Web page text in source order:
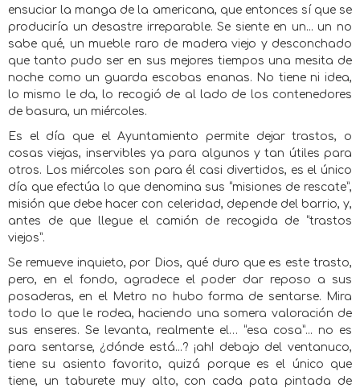
ensuciar la manga de la americana, que entonces sí que se
produciría un desastre irreparable. Se siente en un... un no
sabe qué, un mueble raro de madera viejo y desconchado
que tanto pudo ser en sus mejores tiempos una mesita de
noche como un guarda escobas enanas. No tiene ni idea,
lo mismo le da, lo recogió de al lado de los contenedores
de basura, un miércoles.
Es el día que el Ayuntamiento permite dejar trastos, o
cosas viejas, inservibles ya para algunos y tan útiles para
otros. Los miércoles son para él casi divertidos, es el único
día que efectúa lo que denomina sus “misiones de rescate”,
misión que debe hacer con celeridad, depende del barrio, y,
antes de que llegue el camión de recogida de “trastos
viejos”.
Se remueve inquieto, por Dios, qué duro que es este trasto,
pero, en el fondo, agradece el poder dar reposo a sus
posaderas, en el Metro no hubo forma de sentarse. Mira
todo lo que le rodea, haciendo una somera valoración de
sus enseres. Se levanta, realmente el… “esa cosa”... no es
para sentarse, ¿dónde está...? ¡ah! debajo del ventanuco,
tiene su asiento favorito, quizá porque es el único que
tiene, un taburete muy alto, con cada pata pintada de